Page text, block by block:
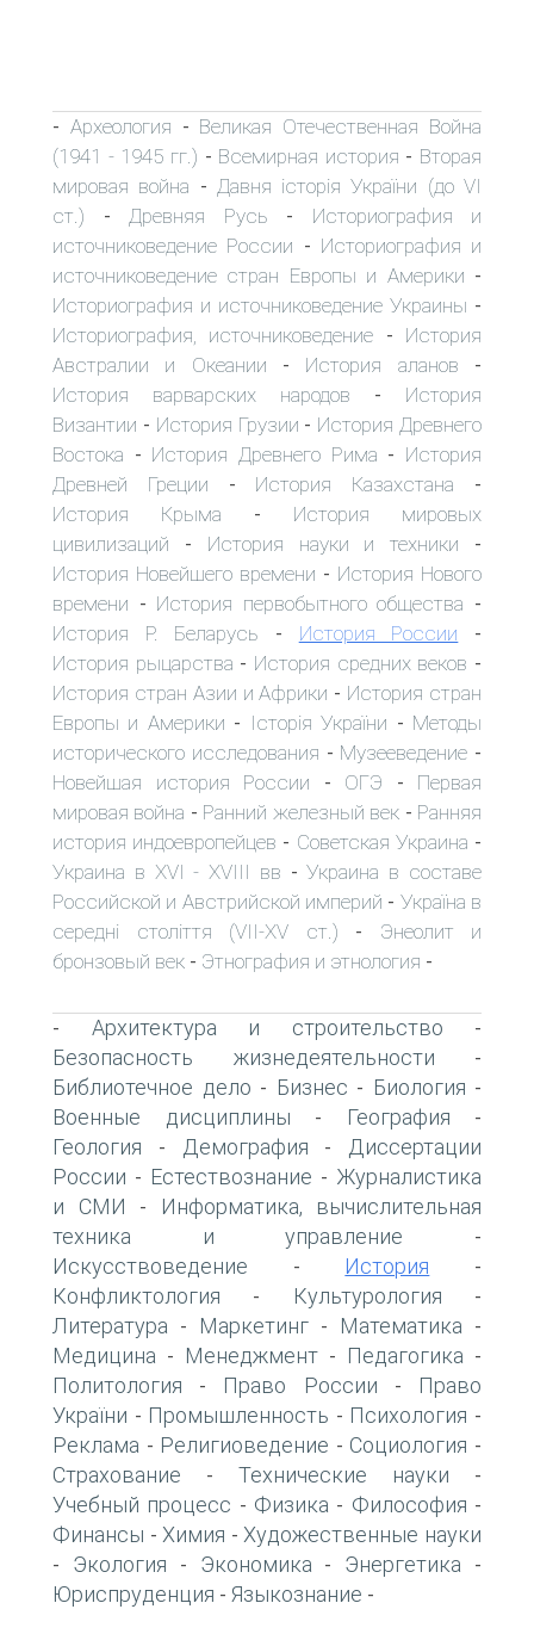
- Археология - Великая Отечественная Война
(1941 - 1945 гг.) - Всемирная история - Вторая
мировая война - Давня історія України (до VI
ст.) - Древняя Русь - Историография и
источниковедение России - Историография и
источниковедение стран Европы и Америки -
Историография и источниковедение Украины -
Историография, источниковедение - История
Австралии и Океании - История аланов -
История варварских народов - История
Византии - История Грузии - История Древнего
Востока - История Древнего Рима - История
Древней Греции - История Казахстана -
История Крыма - История мировых
цивилизаций - История науки и техники -
История Новейшего времени - История Нового
времени - История первобытного общества -
История Р. Беларусь - История России -
История рыцарства - История средних веков -
История стран Азии и Африки - История стран
Европы и Америки - Історія України - Методы
исторического исследования - Музееведение -
Новейшая история России - ОГЭ - Первая
мировая война - Ранний железный век - Ранняя
история индоевропейцев - Советская Украина -
Украина в XVI - XVIII вв -Украина в составе
Российской и Австрийской империй - Україна в
середні століття (VII-XV ст.) - Энеолит и
бронзовый век - Этнография и этнология -
- Архитектура и строительство -
Безопасность жизнедеятельности -
Библиотечное дело - Бизнес - Биология -
Военные дисциплины - География -
Геология - Демография -
Диссертации
России - Естествознание - Журналистика
и СМИ -
Информатика, вычислительная
техника и управление -
Искусствоведение - История -
Конфликтология - Культурология -
Литература - Маркетинг - Математика -
Медицина - Менеджмент - Педагогика -
Политология - Право России -
Право
України - Промышленность - Психология -
Реклама - Религиоведение - Социология -
Страхование - Технические науки -
Учебный процесс - Физика - Философия -
Финансы - Химия - Художественные науки
- Экология - Экономика - Энергетика -
Юриспруденция - Языкознание -